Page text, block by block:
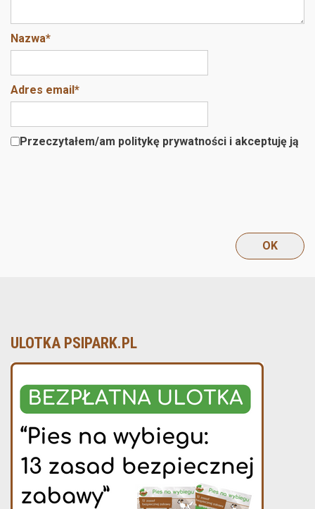
Nazwa*
Adres email*
Przeczytałem/am politykę prywatności i akceptuję ją
ULOTKA PSIPARK.PL